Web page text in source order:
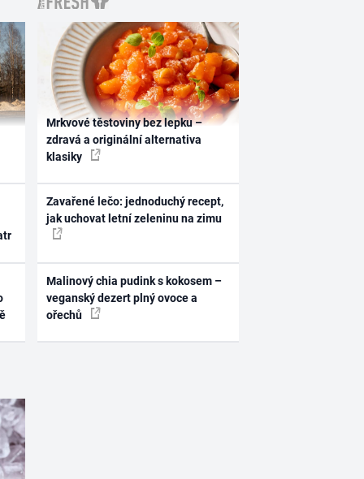
Mrkvové těstoviny bez lepku –
zdravá a originální alternativa
klasiky
Zavařené lečo: jednoduchý recept,
jak uchovat letní zeleninu na zimu
Malinový chia pudink s kokosem –
veganský dezert plný ovoce a
ořechů